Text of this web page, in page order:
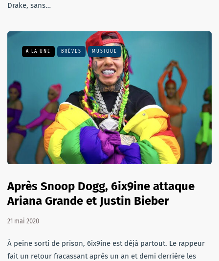
Drake, sans…
A LA UNE BRÈVES MUSIQUE
Après Snoop Dogg, 6ix9ine attaque
Ariana Grande et Justin Bieber
21 mai 2020
À peine sorti de prison, 6ix9ine est déjà partout. Le rappeur
fait un retour fracassant après un an et demi derrière les